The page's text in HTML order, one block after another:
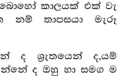
කාලයක් එක් වැ
නම් තාපසයා මැරූ
ද ශ්‍රැතයෙන් ද,යම්
ද ඔහු හා සමග ම